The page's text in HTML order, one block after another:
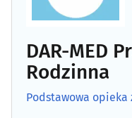
Leczenie otyłości(4)
Leczenie uzależnień
Logopedia(25)
DAR-MED
Rodzinna
Podstawowa opieka